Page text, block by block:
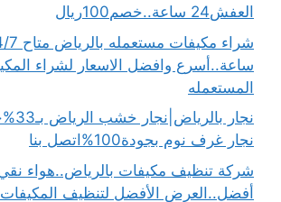
العفش24 ساعة..خصم100ريال
شراء مكيفات
ساعة..أسرع وافضل الاسعار لشراء
المستعمله
نجار
نجار غرف نوم بجودة100%اتصل بنا
شركة تنظيف مكيفات بالرياض..هواء
أفضل..العرض الأفضل لتنظيف المكيفات